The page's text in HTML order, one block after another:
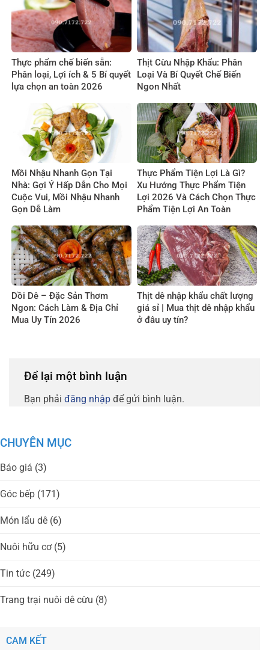
Thực phẩm chế biến sẵn:
Phân loại, Lợi ích & 5 Bí quyết
lựa chọn an toàn 2026
Thịt Cừu Nhập Khẩu: Phân
Loại Và Bí Quyết Chế Biến
Ngon Nhất
Mồi Nhậu Nhanh Gọn Tại
Nhà: Gợi Ý Hấp Dẫn Cho Mọi
Cuộc Vui, Mồi Nhậu Nhanh
Gọn Dễ Làm
Thực Phẩm Tiện Lợi Là Gì?
Xu Hướng Thực Phẩm Tiện
Lợi 2026 Và Cách Chọn Thực
Phẩm Tiện Lợi An Toàn
Dồi Dê – Đặc Sản Thơm
Ngon: Cách Làm & Địa Chỉ
Mua Uy Tín 2026
Thịt dê nhập khẩu chất lượng
giá sỉ | Mua thịt dê nhập khẩu
ở đâu uy tín?
Để lại một bình luận
Bạn phải đăng nhập để gửi bình luận.
CHUYÊN MỤC
Báo giá (3)
Góc bếp (171)
Món lẩu dê (6)
Nuôi hữu cơ(5)
Tin tức (249)
Trang trại nuôi dê cừu (8)
CAM KẾT